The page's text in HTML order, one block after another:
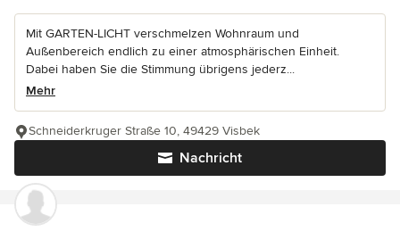
Mit GARTEN-LICHT verschmelzen Wohnraum und
Außenbereich endlich zu einer atmosphärischen Einheit.
Dabei haben Sie die Stimmung übrigens jederz...
Mehr
Nachricht
Schneiderkruger Straße 10, 49429 Visbek